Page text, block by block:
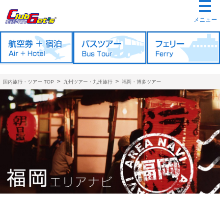
メニュー
国内旅行・ツアー TOP > 九州ツアー・九州旅行 > 福岡・博多ツアー